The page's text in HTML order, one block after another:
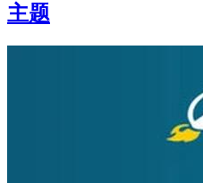
主题